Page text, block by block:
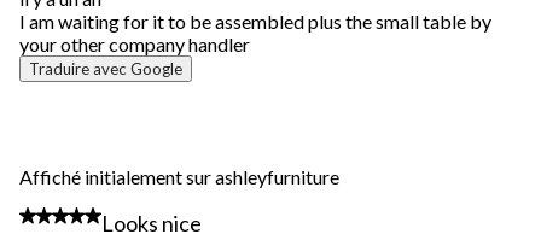
I am waiting for it to be assembled plus the small table by
your other company handler
Traduire avec Google
Affiché initialement sur ashleyfurniture
4 étoile(s) sur 5.
Looks nice